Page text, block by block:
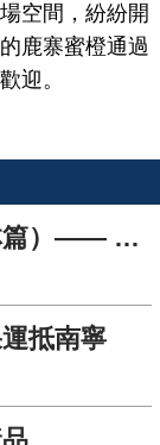
空間，紛紛開
鹿寨蜜橙通過
迎。
廣西特色農産品品牌故事（桂林篇）—— 苗鄉飛出“楊山河”
抵南寧